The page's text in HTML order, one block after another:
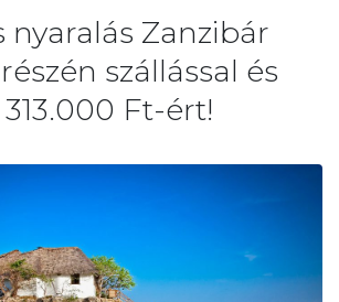
nyaralás Zanzibár
szállással és
Ft-ért!